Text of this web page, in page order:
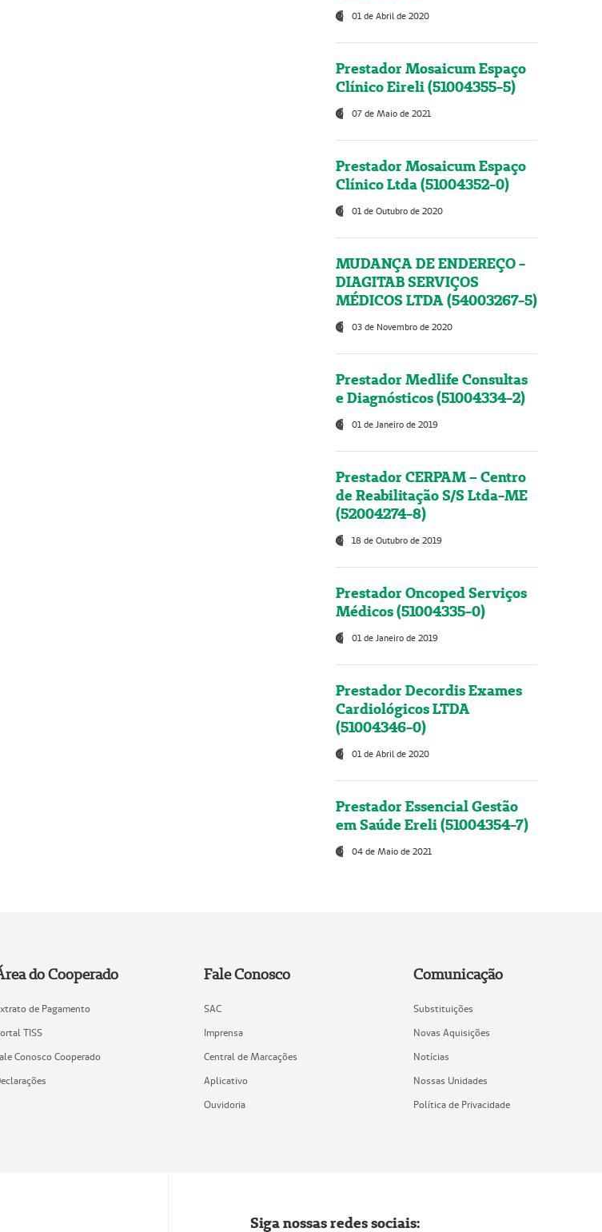
01 de Abril de 2020
Prestador Mosaicum Espaço
Clínico Eireli (51004355-5)
07 de Maio de 2021
Prestador Mosaicum Espaço
Clínico Ltda (51004352-0)
01 de Outubro de 2020
MUDANÇA DE ENDEREÇO -
DIAGITAB SERVIÇOS
MÉDICOS LTDA (54003267-5)
03 de Novembro de 2020
Prestador Medlife Consultas
e Diagnósticos (51004334-2)
01 de Janeiro de 2019
Prestador CERPAM – Centro
de Reabilitação S/S Ltda-ME
(52004274-8)
18 de Outubro de 2019
Prestador Oncoped Serviços
Médicos (51004335-0)
01 de Janeiro de 2019
Prestador Decordis Exames
Cardiológicos LTDA
(51004346-0)
01 de Abril de 2020
Prestador Essencial Gestão
em Saúde Ereli (51004354-7)
04 de Maio de 2021
do Cooperado
de Pagamento
TISS
Conosco Cooperado
Fale Conosco
SAC
Imprensa
Central de Marcações
Aplicativo
Ouvidoria
Comunicação
Substituições
Novas Aquisições
Notícias
Nossas Unidades
Política de Privacidade
Siga nossas redes sociais: